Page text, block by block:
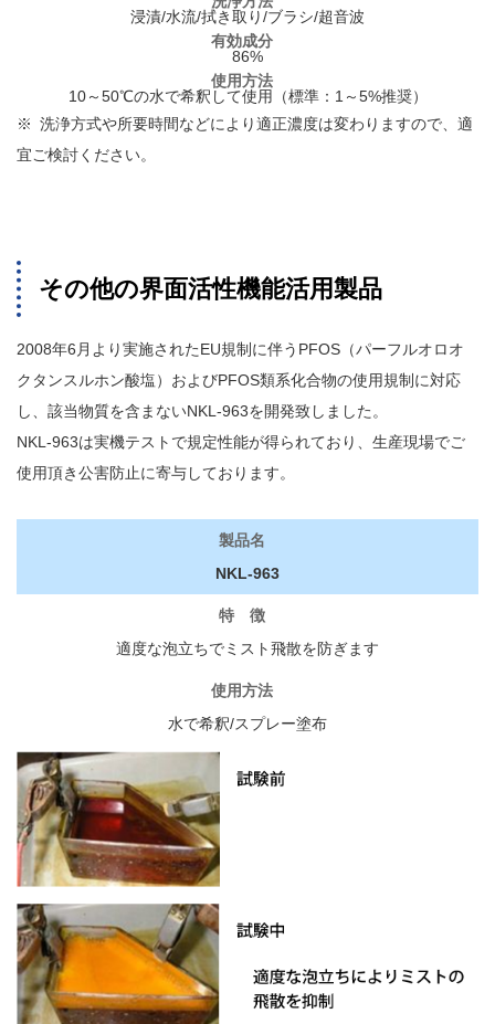
浸漬/水流/拭き取り/ブラシ/超音波
86%
10～50℃の水で希釈して使用（標準：1～5%推奨）
※ 洗浄方式や所要時間などにより適正濃度は変わりますので、適
宜ご検討ください。
その他の界面活性機能活用製品
2008年6月より実施されたEU規制に伴うPFOS（パーフルオロオ
クタンスルホン酸塩）およびPFOS類系化合物の使用規制に対応
し、該当物質を含まないNKL-963を開発致しました。
NKL-963は実機テストで規定性能が得られており、生産現場でご
使用頂き公害防止に寄与しております。
NKL-963
適度な泡立ちでミスト飛散を防ぎます
水で希釈/スプレー塗布